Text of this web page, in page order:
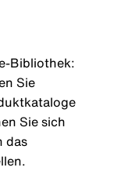
Bibliothek:
Sie
Sie sich
das